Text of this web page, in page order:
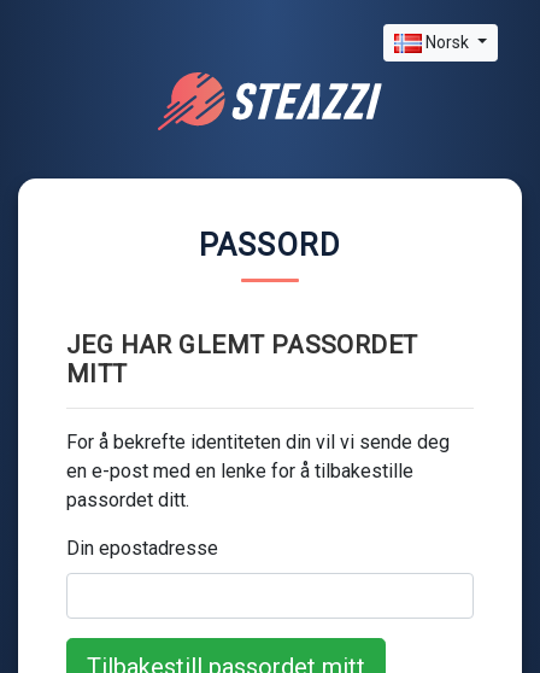
Norsk
PASSORD
JEG HAR GLEMT PASSORDET
MITT
For å bekrefte identiteten din vil vi sende deg
en e-post med en lenke for å tilbakestille
passordet ditt.
Din epostadresse